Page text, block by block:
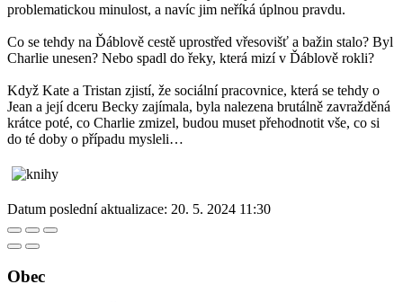
problematickou minulost, a navíc jim neříká úplnou pravdu.
Co se tehdy na Ďáblově cestě uprostřed vřesovišť a bažin stalo? Byl
Charlie unesen? Nebo spadl do řeky, která mizí v Ďáblově rokli?
Když Kate a Tristan zjistí, že sociální pracovnice, která se tehdy o
Jean a její dceru Becky zajímala, byla nalezena brutálně zavražděná
krátce poté, co Charlie zmizel, budou muset přehodnotit vše, co si
do té doby o případu mysleli…
Datum poslední aktualizace: 20. 5. 2024 11:30
Obec